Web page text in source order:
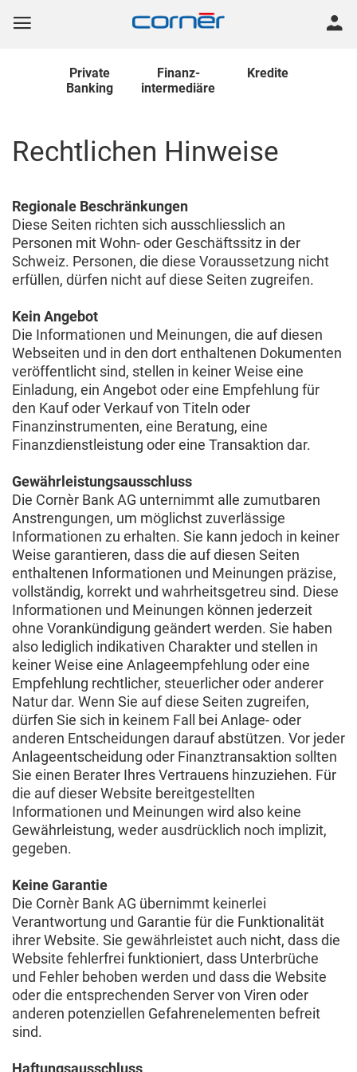
Private
Banking
Finanz-
intermediäre
Kredite
Rechtlichen Hinweise
Regionale Beschränkungen
Diese Seiten richten sich ausschliesslich an
Personen mit Wohn- oder Geschäftssitz in der
Schweiz. Personen, die diese Voraussetzung nicht
erfüllen, dürfen nicht auf diese Seiten zugreifen.
Kein Angebot
Die Informationen und Meinungen, die auf diesen
Webseiten und in den dort enthaltenen Dokumenten
veröffentlicht sind, stellen in keiner Weise eine
Einladung, ein Angebot oder eine Empfehlung für
den Kauf oder Verkauf von Titeln oder
Finanzinstrumenten, eine Beratung, eine
Finanzdienstleistung oder eine Transaktion dar.
Gewährleistungsausschluss
Die Cornèr Bank AG unternimmt alle zumutbaren
Anstrengungen, um möglichst zuverlässige
Informationen zu erhalten. Sie kann jedoch in keiner
Weise garantieren, dass die auf diesen Seiten
enthaltenen Informationen und Meinungen präzise,
vollständig, korrekt und wahrheitsgetreu sind. Diese
Informationen und Meinungen können jederzeit
ohne Vorankündigung geändert werden. Sie haben
also lediglich indikativen Charakter und stellen in
keiner Weise eine Anlageempfehlung oder eine
Empfehlung rechtlicher, steuerlicher oder anderer
Natur dar. Wenn Sie auf diese Seiten zugreifen,
dürfen Sie sich in keinem Fall bei Anlage- oder
anderen Entscheidungen darauf abstützen. Vor jeder
Anlageentscheidung oder Finanztransaktion sollten
Sie einen Berater Ihres Vertrauens hinzuziehen. Für
die auf dieser Website bereitgestellten
Informationen und Meinungen wird also keine
Gewährleistung, weder ausdrücklich noch implizit,
gegeben.
Keine Garantie
Die Cornèr Bank AG übernimmt keinerlei
Verantwortung und Garantie für die Funktionalität
ihrer Website. Sie gewährleistet auch nicht, dass die
Website fehlerfrei funktioniert, dass Unterbrüche
und Fehler behoben werden und dass die Website
oder die entsprechenden Server von Viren oder
anderen potenziellen Gefahrenelementen befreit
sind.
Haftungsausschluss